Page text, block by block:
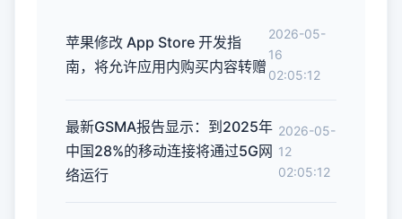
苹果修改 App Store 开发指
南，将允许应用内购买内容转赠
2026-05-
16
02:05:12
最新GSMA报告显示：到2025年
中国28%的移动连接将通过5G网
络运行
2026-05-
12
02:05:12